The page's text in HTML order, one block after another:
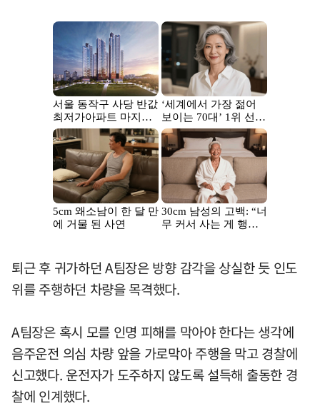
퇴근 후 귀가하던 A팀장은 방향 감각을 상실한 듯 인도
위를 주행하던 차량을 목격했다.
A팀장은 혹시 모를 인명 피해를 막아야 한다는 생각에
음주운전 의심 차량 앞을 가로막아 주행을 막고 경찰에
신고했다. 운전자가 도주하지 않도록 설득해 출동한 경
찰에 인계했다.